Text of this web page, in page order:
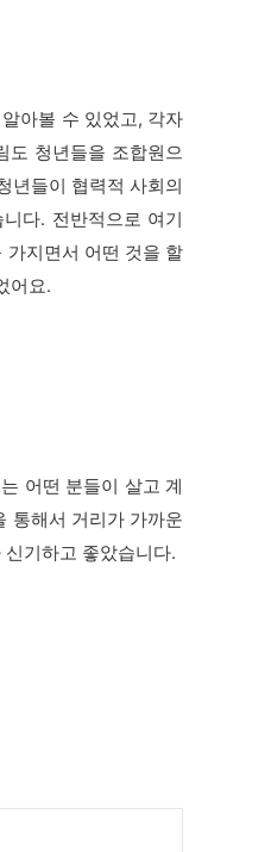
아볼 수 있었고, 각자
도 청년들을 조합원으
년들이 협력적 사회의
다. 전반적으로 여기
가지면서 어떤 것을 할
어요.
어떤 분들이 살고 계
통해서 거리가 가까운
기하고 좋았습니다.